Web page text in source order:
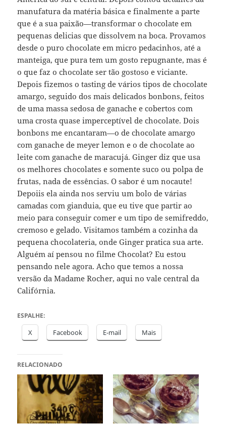
manufatura da matéria básica e finalmente a parte
que é a sua paixão—transformar o chocolate em
pequenas delicias que dissolvem na boca. Provamos
desde o puro chocolate em micro pedacinhos, até a
manteiga, que pura tem um gosto repugnante, mas é
o que faz o chocolate ser tão gostoso e viciante.
Depois fizemos o tasting de vários tipos de chocolate
amargo, seguido dos mais delicados bonbons, feitos
de uma massa sedosa de ganache e cobertos com
uma crosta quase imperceptível de chocolate. Dois
bonbons me encantaram—o de chocolate amargo
com ganache de meyer lemon e o de chocolate ao
leite com ganache de maracujá. Ginger diz que usa
os melhores chocolates e somente suco ou polpa de
frutas, nada de essências. O sabor é um nocaute!
Depoiis ela ainda nos serviu um bolo de várias
camadas com gianduia, que eu tive que partir ao
meio para conseguir comer e um tipo de semifreddo,
cremoso e gelado. Visitamos também a cozinha da
pequena chocolateria, onde Ginger pratica sua arte.
Alguém aí pensou no filme Chocolat? Eu estou
pensando nele agora. Acho que temos a nossa
versão da Madame Rocher, aqui no vale central da
Califórnia.
ESPALHE:
X Facebook E-mail Mais
RELACIONADO